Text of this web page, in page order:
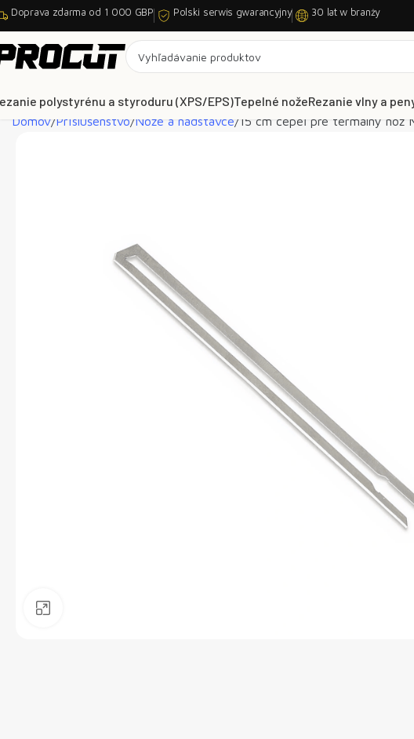
Doprava zdarma od 1 000 GBP Polski serwis gwarancyjny 30 lat w branży
polystyrénu a styroduru (XPS/EPS)Tepelné nožeRezanie vlny a
Domov Príslušenstvo Nože a nadstavce 15 cm čepeľ pre termálny nôž